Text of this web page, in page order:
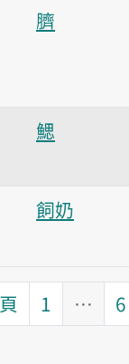
臍
鰓
飼奶
1 … 6